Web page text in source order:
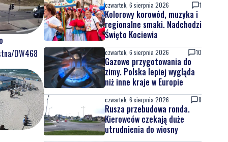
DW468
czwartek, 6 sierpnia 2026 1
Kolorowy korowód, muzyka i
regionalne smaki. Nadchodzi
Święto Kociewia
czwartek, 6 sierpnia 2026 10
Gazowe przygotowania do
zimy. Polska lepiej wygląda
niż inne kraje w Europie
czwartek, 6 sierpnia 2026 8
Rusza przebudowa ronda.
Kierowców czekają duże
utrudnienia do wiosny